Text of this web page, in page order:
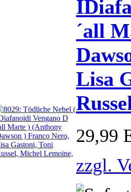
´all
Lisa
29,99
zzgl.